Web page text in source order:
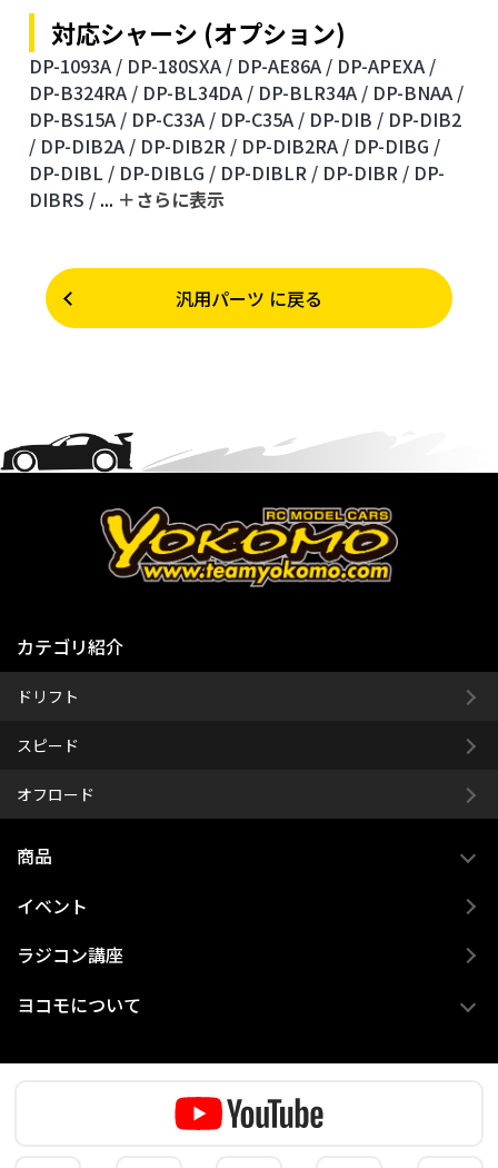
対応シャーシ (オプション)
DP-1093A / DP-180SXA / DP-AE86A / DP-APEXA /
DP-B324RA / DP-BL34DA / DP-BLR34A / DP-BNAA /
DP-BS15A / DP-C33A / DP-C35A / DP-DIB / DP-DIB2
/ DP-DIB2A / DP-DIB2R / DP-DIB2RA / DP-DIBG /
DP-DIBL / DP-DIBLG / DP-DIBLR / DP-DIBR / DP-
DIBRS / ... ＋さらに表⽰
汎用パーツ に戻る
カテゴリ紹介
ドリフト
スピード
オフロード
商品
イベント
ラジコン講座
ヨコモについて